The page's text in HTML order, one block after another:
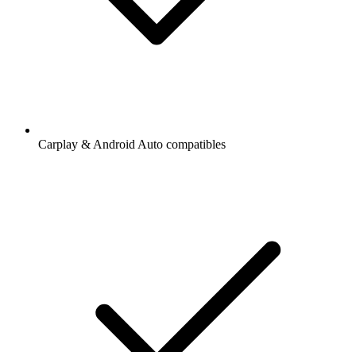
Carplay & Android Auto compatibles